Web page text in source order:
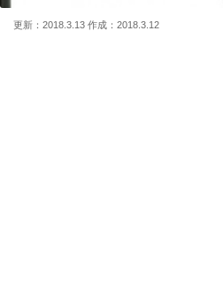
更新：2018.3.13 作成：2018.3.12